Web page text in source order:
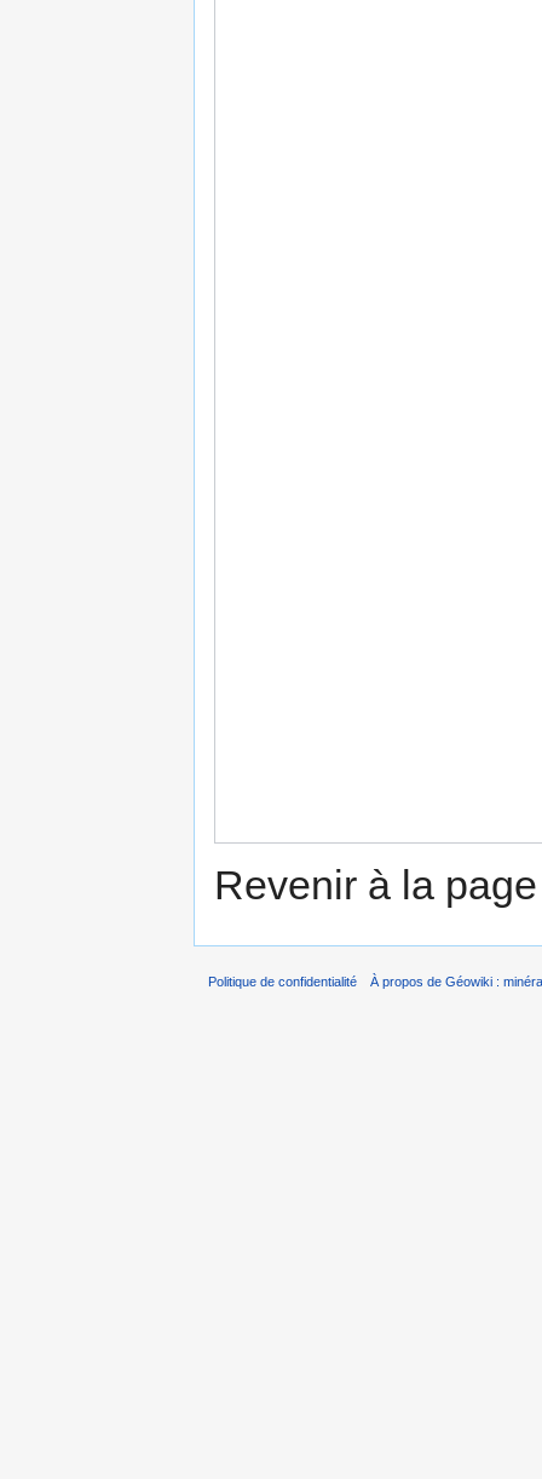
Revenir à la
Politique de confidentialité À propos de Géowiki :